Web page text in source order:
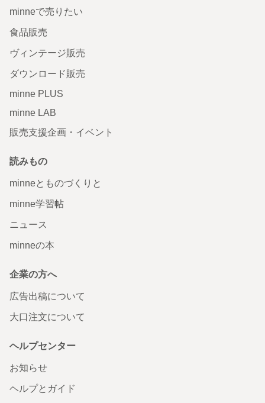
minneで売りたい
食品販売
ヴィンテージ販売
ダウンロード販売
minne PLUS
minne LAB
販売支援企画・イベント
読みもの
minneとものづくりと
minne学習帖
ニュース
minneの本
企業の方へ
広告出稿について
大口注文について
ヘルプセンター
お知らせ
ヘルプとガイド